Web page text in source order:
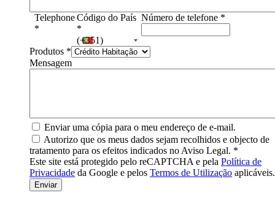
Telephone
*
Código do País
*
(+351)
Número de telefone *
Produtos *
Mensagem
Enviar uma cópia para o meu endereço de e-mail.
Autorizo que os meus dados sejam recolhidos e objecto de
tratamento para os efeitos indicados no Aviso Legal. *
Este site está protegido pelo reCAPTCHA e pela Política de
Privacidade da Google e pelos Termos de Utilização aplicáveis.